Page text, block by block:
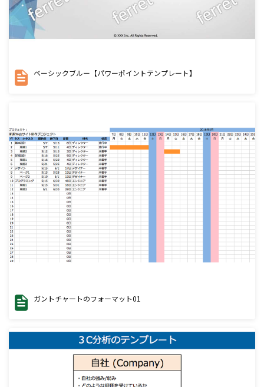
ベーシックブルー【パワーポイントテンプレート】
ガントチャートのフォーマット01